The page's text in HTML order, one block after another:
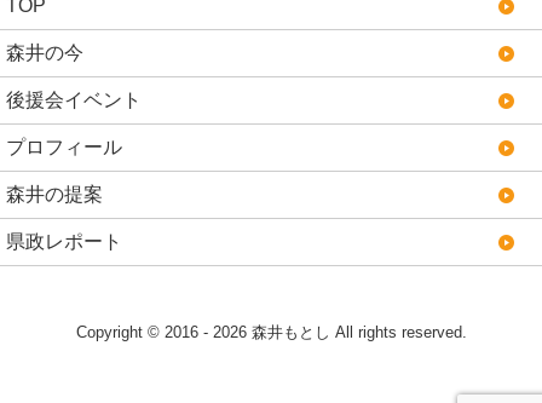
TOP
森井の今
後援会イベント
プロフィール
森井の提案
県政レポート
Copyright © 2016 - 2026 森井もとし All rights reserved.